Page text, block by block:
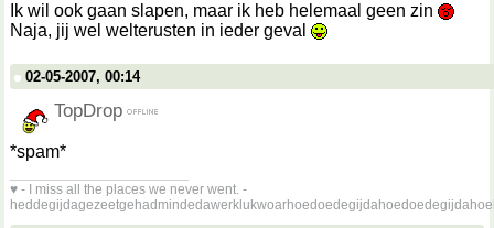
Ik wil ook gaan slapen, maar ik heb helemaal geen zin
Naja, jij wel welterusten in ieder geval
02-05-2007, 00:14
TopDrop
*spam*
♥ - I miss all the places we never went. -